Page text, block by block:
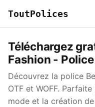
ToutPolices
Téléchargez
Fashion -
Découvrez la police
OTF et WOFF.
mode et la création